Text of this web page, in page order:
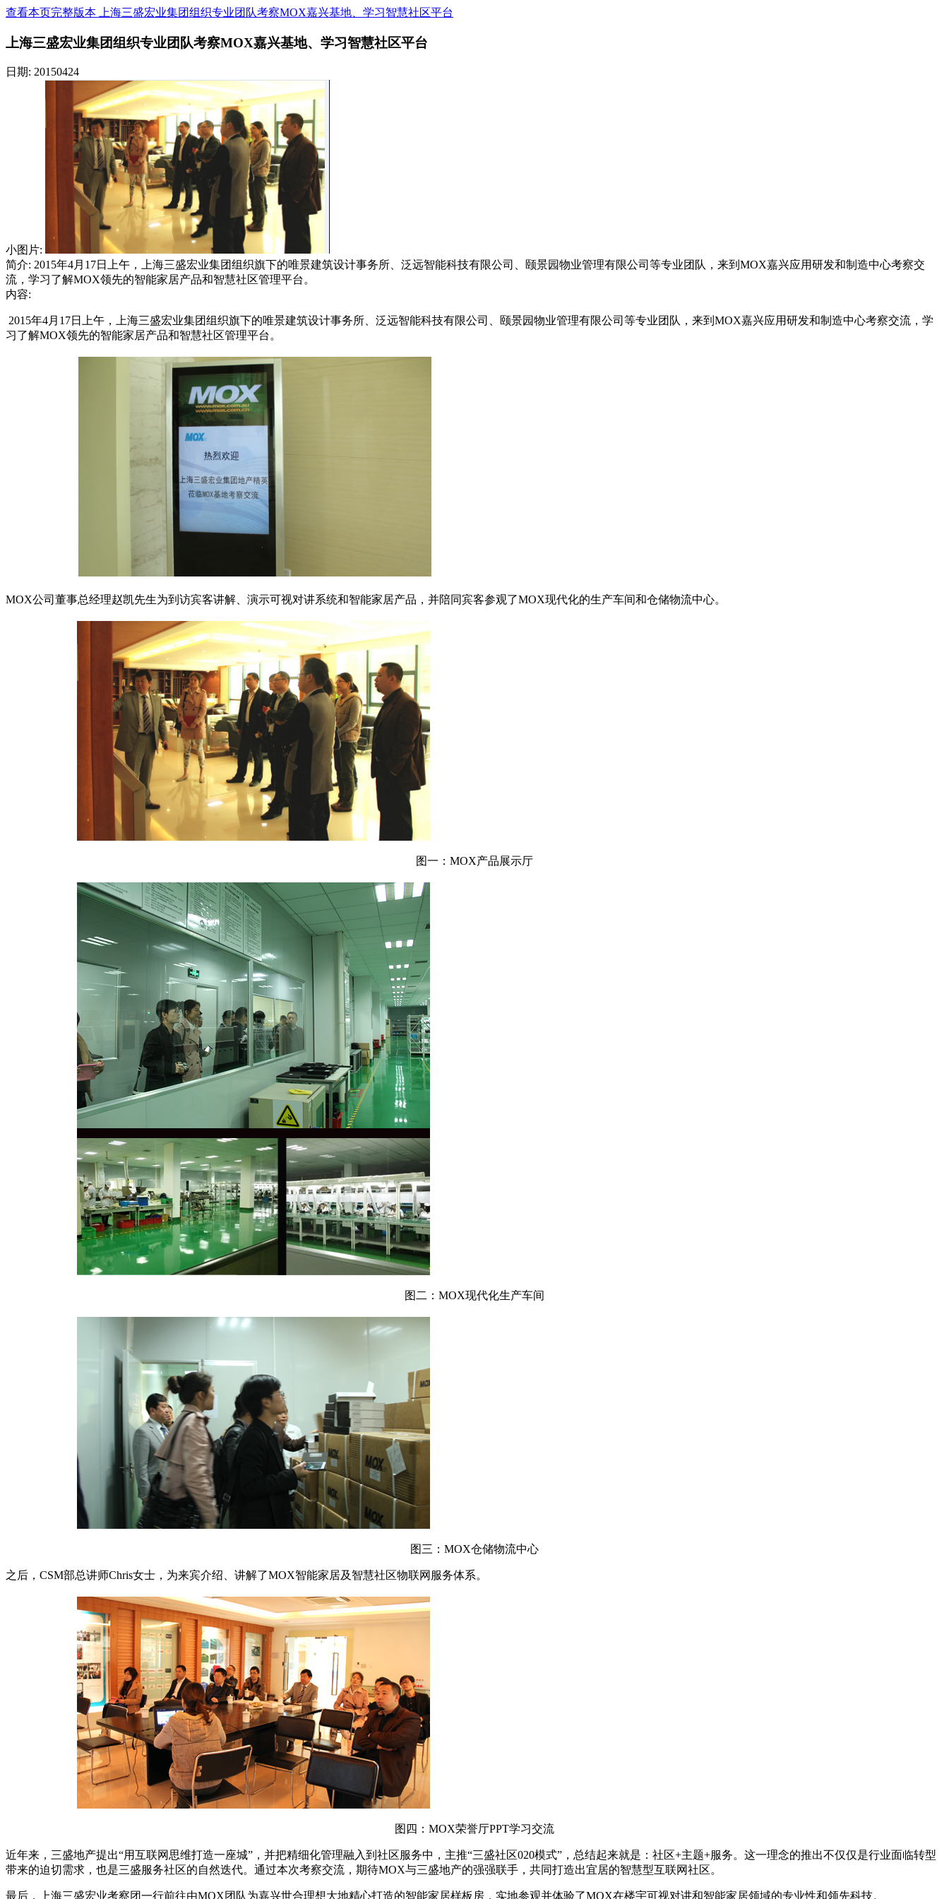
查看本页完整版本 上海三盛宏业集团组织专业团队考察MOX嘉兴基地、学习智慧社区平台
上海三盛宏业集团组织专业团队考察MOX嘉兴基地、学习智慧社区平台
日期: 20150424
小图片:
简介: 2015年4月17日上午，上海三盛宏业集团组织旗下的唯景建筑设计事务所、泛远智能科技有限公司、颐景园物业管理有限公司等专业团队，来到MOX嘉兴应用研发和制造中心考察交
流，学习了解MOX领先的智能家居产品和智慧社区管理平台。
内容:
2015年4月17日上午，上海三盛宏业集团组织旗下的唯景建筑设计事务所、泛远智能科技有限公司、颐景园物业管理有限公司等专业团队，来到MOX嘉兴应用研发和制造中心考察交流，学
习了解MOX领先的智能家居产品和智慧社区管理平台。
MOX公司董事总经理赵凯先生为到访宾客讲解、演示可视对讲系统和智能家居产品，并陪同宾客参观了MOX现代化的生产车间和仓储物流中心。
图一：MOX产品展示厅
图二：MOX现代化生产车间
图三：MOX仓储物流中心
之后，CSM部总讲师Chris女士，为来宾介绍、讲解了MOX智能家居及智慧社区物联网服务体系。
图四：MOX荣誉厅PPT学习交流
近年来，三盛地产提出“用互联网思维打造一座城”，并把精细化管理融入到社区服务中，主推“三盛社区020模式”，总结起来就是：社区+主题+服务。这一理念的推出不仅仅是行业面临转型
带来的迫切需求，也是三盛服务社区的自然迭代。通过本次考察交流，期待MOX与三盛地产的强强联手，共同打造出宜居的智慧型互联网社区。
最后，上海三盛宏业考察团一行前往由MOX团队为嘉兴世合理想大地精心打造的智能家居样板房，实地参观并体验了MOX在楼宇可视对讲和智能家居领域的专业性和领先科技。